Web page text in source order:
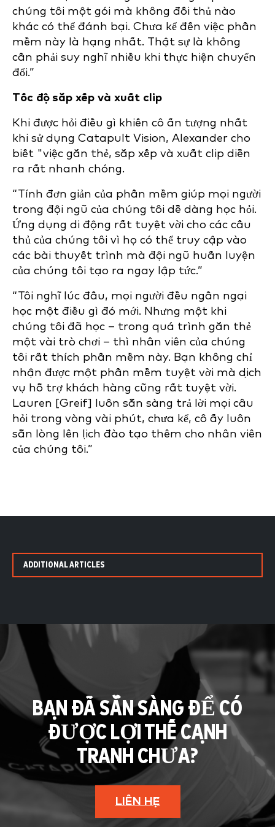
chúng tôi một gói mà không đối thủ nào
khác có thể đánh bại. Chưa kể đến việc phần
mềm này là hạng nhất. Thật sự là không
cần phải suy nghĩ nhiều khi thực hiện chuyển
đổi.”
Tốc độ sắp xếp và xuất clip
Khi được hỏi điều gì khiến cô ấn tượng nhất
khi sử dụng Catapult Vision, Alexander cho
biết "việc gắn thẻ, sắp xếp và xuất clip diễn
ra rất nhanh chóng.
“Tính đơn giản của phần mềm giúp mọi người
trong đội ngũ của chúng tôi dễ dàng học hỏi.
Ứng dụng di động rất tuyệt vời cho các cầu
thủ của chúng tôi vì họ có thể truy cập vào
các bài thuyết trình mà đội ngũ huấn luyện
của chúng tôi tạo ra ngay lập tức.”
“Tôi nghĩ lúc đầu, mọi người đều ngần ngại
học một điều gì đó mới. Nhưng một khi
chúng tôi đã học – trong quá trình gắn thẻ
một vài trò chơi – thì nhân viên của chúng
tôi rất thích phần mềm này. Bạn không chỉ
nhận được một phần mềm tuyệt vời mà dịch
vụ hỗ trợ khách hàng cũng rất tuyệt vời.
Lauren [Greif] luôn sẵn sàng trả lời mọi câu
hỏi trong vòng vài phút, chưa kể, cô ấy luôn
sẵn lòng lên lịch đào tạo thêm cho nhân viên
của chúng tôi.”
ADDITIONAL ARTICLES
BẠN ĐÃ SẴN SÀNG ĐỂ CÓ
ĐƯỢC LỢI THẾ CẠNH
TRANH CHƯA?
LIÊN HỆ